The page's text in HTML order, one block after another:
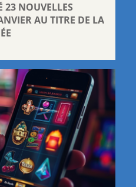
23 NOUVELLES
AU TITRE DE LA